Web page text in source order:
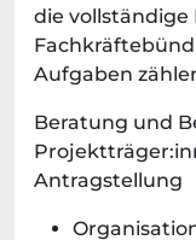
die vollständige
Aufgaben
Beratung und
Antragstellung